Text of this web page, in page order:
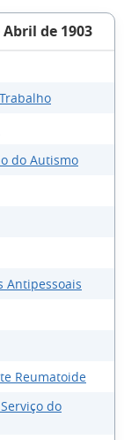
de 1903
do Autismo
Antipessoais
Reumatoide
do